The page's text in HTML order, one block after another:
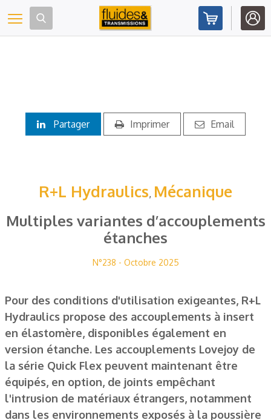
Toggle navigation
Partager Imprimer Email
R+L Hydraulics, Mécanique
Multiples variantes d’accouplements
étanches
N°238 - Octobre 2025
Pour des conditions d'utilisation exigeantes, R+L
Hydraulics propose des accouplements à insert
en élastomère, disponibles également en
version étanche. Les accouplements Lovejoy de
la série Quick Flex peuvent maintenant être
équipés, en option, de joints empêchant
l'intrusion de matériaux étrangers, notamment
dans les environnements exposés à la poussière
Panneau de gestion des cookies